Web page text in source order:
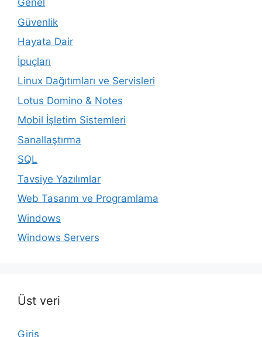
Genel
Güvenlik
Hayata Dair
İpuçları
Linux Dağıtımları ve Servisleri
Lotus Domino & Notes
Mobil İşletim Sistemleri
Sanallaştırma
SQL
Tavsiye Yazılımlar
Web Tasarım ve Programlama
Windows
Windows Servers
Üst veri
Giriş